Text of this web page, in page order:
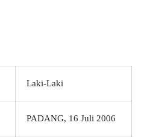
Laki-Laki
PADANG, 16 Juli 2006